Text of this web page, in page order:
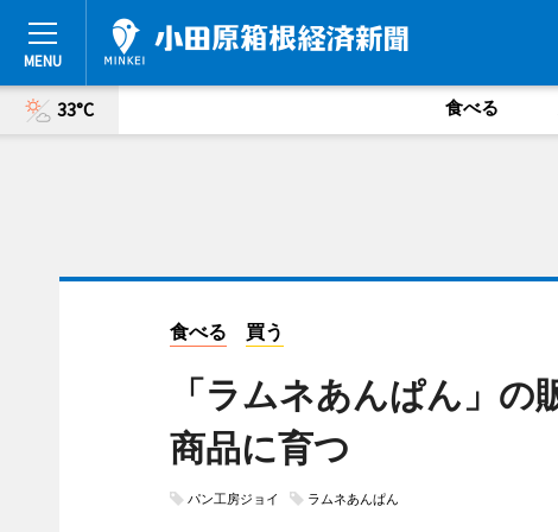
33°C 食べる
食べる 買う
「ラムネあんぱん」
商品に育つ
パン工房ジョイ ラムネあんぱん